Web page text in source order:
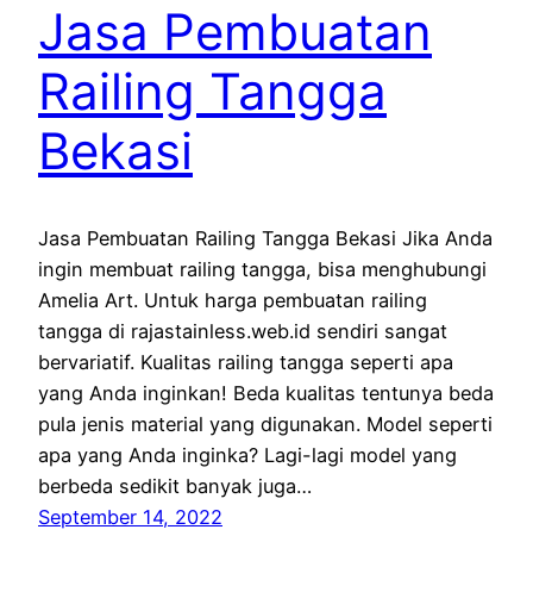
Jasa Pembuatan
Railing Tangga
Bekasi
Jasa Pembuatan Railing Tangga Bekasi Jika Anda
ingin membuat railing tangga, bisa menghubungi
Amelia Art. Untuk harga pembuatan railing
tangga di rajastainless.web.id sendiri sangat
bervariatif. Kualitas railing tangga seperti apa
yang Anda inginkan! Beda kualitas tentunya beda
pula jenis material yang digunakan. Model seperti
apa yang Anda inginka? Lagi-lagi model yang
berbeda sedikit banyak juga…
September 14, 2022